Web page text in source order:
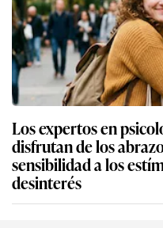
Los expertos en
disfrutan de los
sensibilidad a los
desinterés